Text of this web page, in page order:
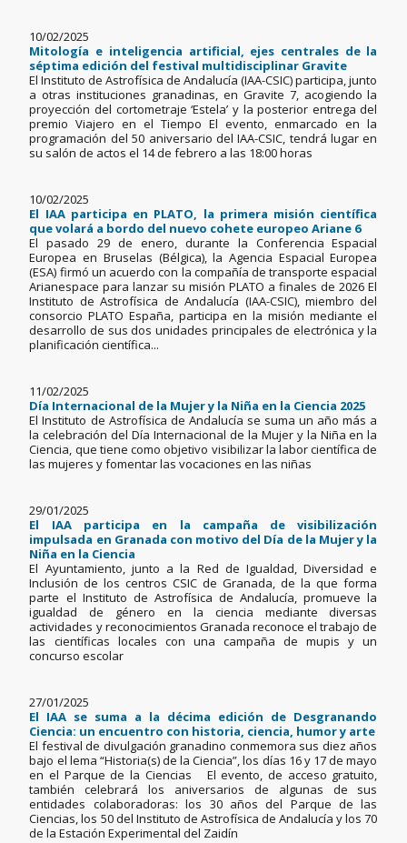
10/02/2025
Mitología e inteligencia artificial, ejes centrales de la
séptima edición del festival multidisciplinar Gravite
El Instituto de Astrofísica de Andalucía (IAA-CSIC) participa, junto
a otras instituciones granadinas, en Gravite 7, acogiendo la
proyección del cortometraje ‘Estela’ y la posterior entrega del
premio Viajero en el Tiempo El evento, enmarcado en la
programación del 50 aniversario del IAA-CSIC, tendrá lugar en
su salón de actos el 14 de febrero a las 18:00 horas
10/02/2025
El IAA participa en PLATO, la primera misión científica
que volará a bordo del nuevo cohete europeo Ariane 6
El pasado 29 de enero, durante la Conferencia Espacial
Europea en Bruselas (Bélgica), la Agencia Espacial Europea
(ESA) firmó un acuerdo con la compañía de transporte espacial
Arianespace para lanzar su misión PLATO a finales de 2026 El
Instituto de Astrofísica de Andalucía (IAA-CSIC), miembro del
consorcio PLATO España, participa en la misión mediante el
desarrollo de sus dos unidades principales de electrónica y la
planificación científica...
11/02/2025
Día Internacional de la Mujer y la Niña en la Ciencia 2025
El Instituto de Astrofísica de Andalucía se suma un año más a
la celebración del Día Internacional de la Mujer y la Niña en la
Ciencia, que tiene como objetivo visibilizar la labor científica de
las mujeres y fomentar las vocaciones en las niñas
29/01/2025
El IAA participa en la campaña de visibilización
impulsada en Granada con motivo del Día de la Mujer y la
Niña en la Ciencia
El Ayuntamiento, junto a la Red de Igualdad, Diversidad e
Inclusión de los centros CSIC de Granada, de la que forma
parte el Instituto de Astrofísica de Andalucía, promueve la
igualdad de género en la ciencia mediante diversas
actividades y reconocimientos Granada reconoce el trabajo de
las científicas locales con una campaña de mupis y un
concurso escolar
27/01/2025
El IAA se suma a la décima edición de Desgranando
Ciencia: un encuentro con historia, ciencia, humor y arte
El festival de divulgación granadino conmemora sus diez años
bajo el lema “Historia(s) de la Ciencia”, los días 16 y 17 de mayo
en el Parque de la Ciencias El evento, de acceso gratuito,
también celebrará los aniversarios de algunas de sus
entidades colaboradoras: los 30 años del Parque de las
Ciencias, los 50 del Instituto de Astrofísica de Andalucía y los 70
de la Estación Experimental del Zaidín